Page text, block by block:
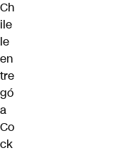
Ch
ile
le
en
tre
gó
a
Co
ck